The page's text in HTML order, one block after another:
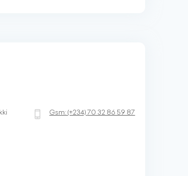
Gsm:(+234)70 32 86 59 87